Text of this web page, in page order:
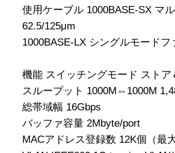
使用ケーブル 1000BASE-SX マ
62.5/125μm
1000BASE-LX シングルモードフ
機能 スイッチングモード スト
スループット 1000M⇔1000M
総帯域幅 16Gbps
バッファ容量 2Mbyte/port
MACアドレス登録数 12K個（最